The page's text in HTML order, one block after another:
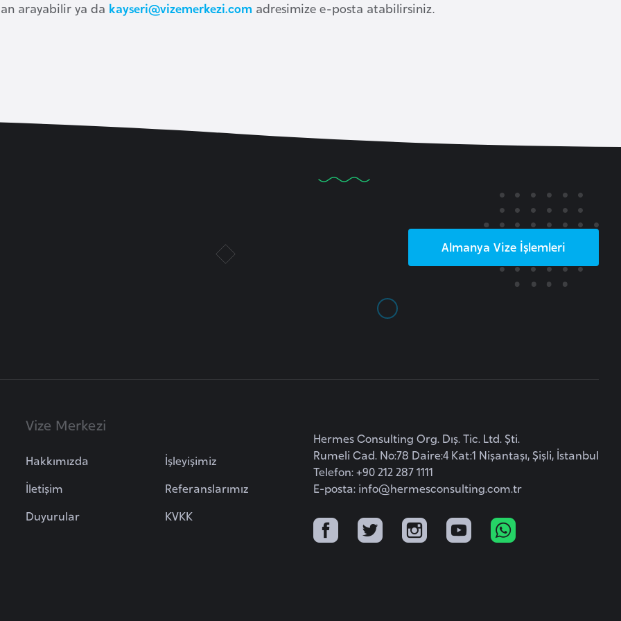
arayabilir ya da kayseri@vizemerkezi.com adresimize e-posta atabilirsiniz.
Almanya Vize İşlemleri
Vize Merkezi
Hakkımızda
İletişim
Duyurular
İşleyişimiz
Referanslarımız
KVKK
Hermes Consulting Org. Dış. Tic. Ltd. Şti.
Rumeli Cad. No:78 Daire:4 Kat:1 Nişantaşı, Şişli, İstanbul
Telefon: +90 212 287 1111
E-posta: info@hermesconsulting.com.tr